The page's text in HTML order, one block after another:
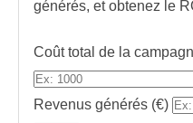
générés, et obtenez le
Coût total de la
Revenus générés (€)